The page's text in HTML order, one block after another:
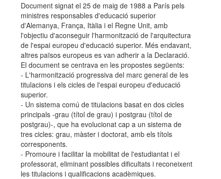
Document signat el 25 de maig de 1988 a París pels
ministres responsables d'educació superior
d'Alemanya, França, Itàlia i el Regne Unit, amb
l'objectiu d'aconseguir l'harmonització de l'arquitectura
de l'espai europeu d'educació superior. Més endavant,
altres països europeus es van adherir a la Declaració.
El document se centrava en les propostes següents:
- L'harmonització progressiva del marc general de les
titulacions i els cicles de l'espai europeu d'educació
superior.
- Un sistema comú de titulacions basat en dos cicles
principals -grau (títol de grau) i postgrau (títol de
postgrau)-, que ha evolucionat cap a un sistema de
tres cicles: grau, màster i doctorat, amb els títols
corresponents.
- Promoure i facilitar la mobilitat de l'estudiantat i el
professorat, eliminant possibles dificultats i reconeixent
les titulacions i qualificacions acadèmiques.